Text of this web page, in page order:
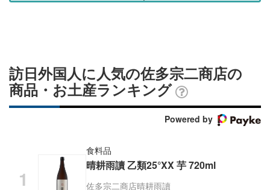
る
る
に
訪日外国人に人気の佐多宗二商店の
商品・お土産ランキング
Powered by
食料品
晴耕雨讀 乙類25°XX 芋 720ml
佐多宗二商店晴耕雨讀